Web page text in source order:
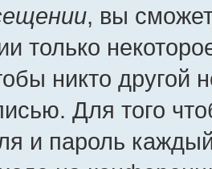
, вы
только
никто другой
Для того
и пароль